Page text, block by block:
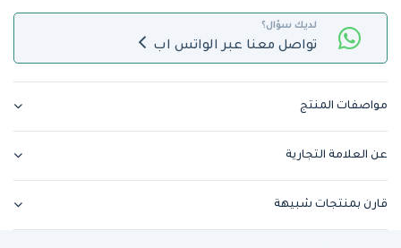
لديك سؤال؟
تواصل معنا عبر الواتس اب
مواصفات المنتج
عن العلامة التجارية
قارن بمنتجات شبيهة